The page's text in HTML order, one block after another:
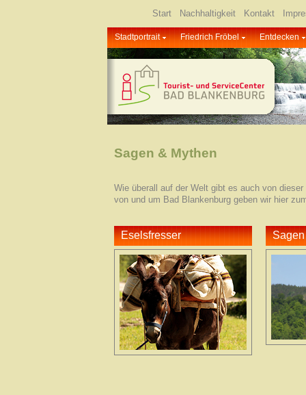
Start Nachhaltigkeit Kontakt
Stadtportrait Friedrich Fröbel Entdecken
Sagen & Mythen
Wie überall auf der Welt gibt es auch von
von und um Bad Blankenburg geben wir hier
Eselsfresser